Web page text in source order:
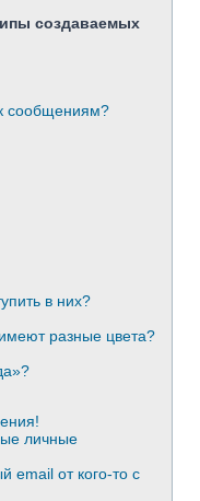
создаваемых
сообщениям?
в них?
разные цвета?
личные
email от кого-то с